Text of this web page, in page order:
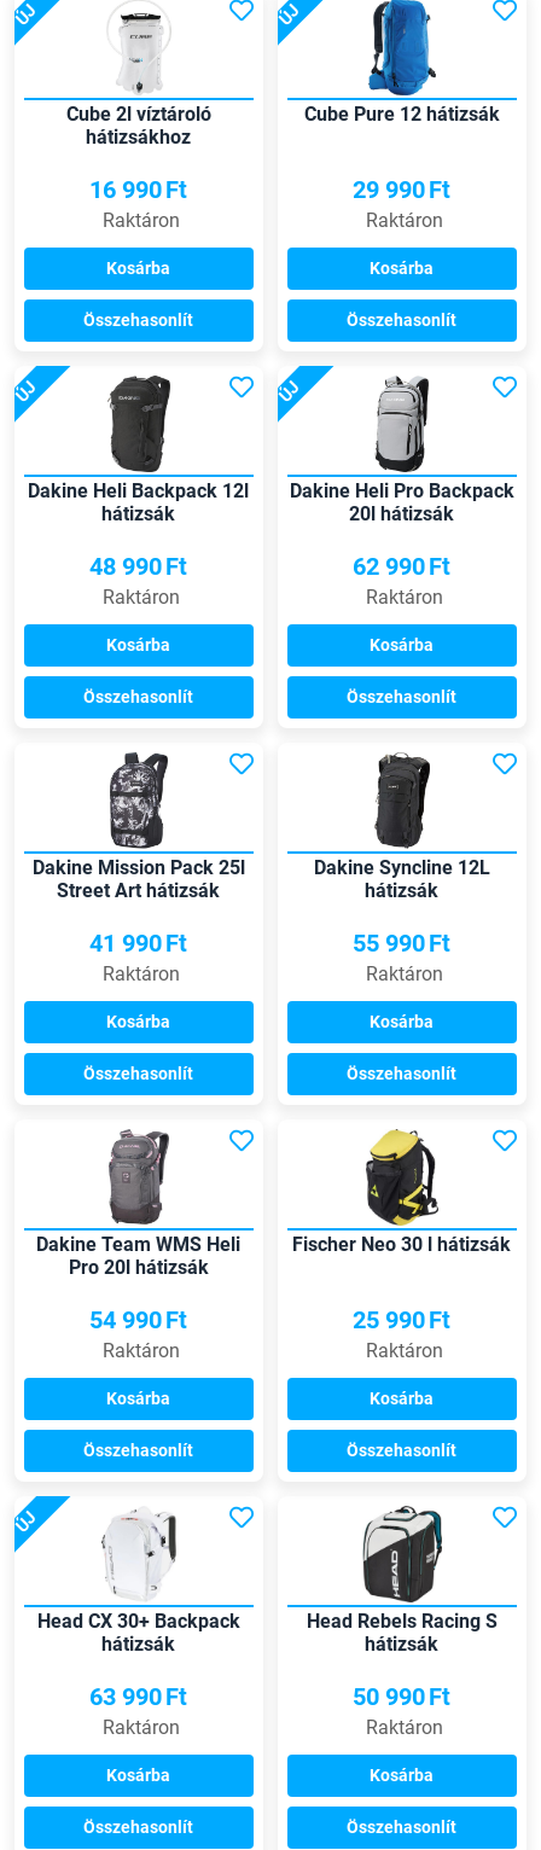
ÚJ
Cube 2l víztároló
hátizsákhoz
16 990Ft
Raktáron
Kosárba
Összehasonlít
ÚJ
Cube Pure 12 hátizsák
29 990Ft
Raktáron
Kosárba
Összehasonlít
ÚJ
Dakine Heli Backpack 12l
hátizsák
48 990Ft
Raktáron
Kosárba
Összehasonlít
ÚJ
Dakine Heli Pro Backpack
20l hátizsák
62 990Ft
Raktáron
Kosárba
Összehasonlít
Dakine Mission Pack 25l
Street Art hátizsák
41 990Ft
Raktáron
Kosárba
Összehasonlít
Dakine Syncline 12L
hátizsák
55 990Ft
Raktáron
Kosárba
Összehasonlít
Dakine Team WMS Heli
Pro 20l hátizsák
54 990Ft
Raktáron
Kosárba
Összehasonlít
Fischer Neo 30 l hátizsák
25 990Ft
Raktáron
Kosárba
Összehasonlít
ÚJ
Head CX 30+ Backpack
hátizsák
63 990Ft
Raktáron
Kosárba
Összehasonlít
Head Rebels Racing S
hátizsák
50 990Ft
Raktáron
Kosárba
Összehasonlít